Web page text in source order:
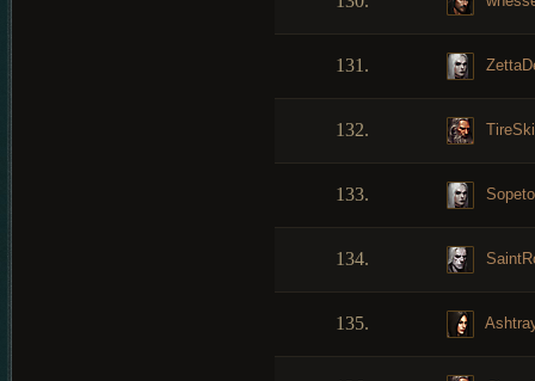
131.
132.
133.
134.
135.